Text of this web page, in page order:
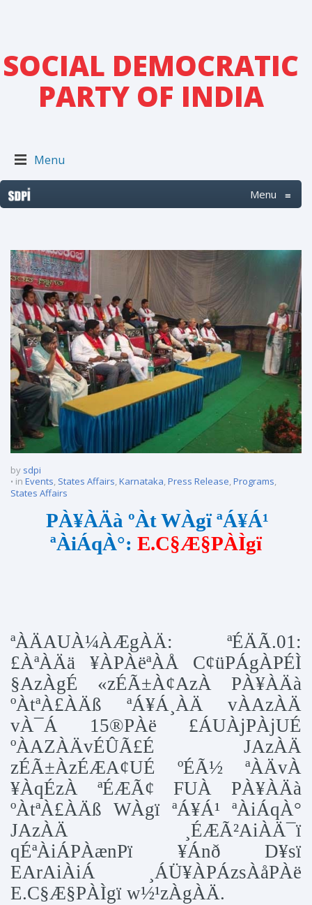
SOCIAL DEMOCRATIC
PARTY OF INDIA
Menu
Menu ≡
by sdpi
in Events, States Affairs,Karnataka,Press Release,Programs,
States Affairs
PÀ¥ÀÄà ºÀt WÀgï ªÁ¥Á¹
ªÀiÁqÀ°: E.C§Æ§PÀÌgï
ªÀÄAUÀ¼ÀÆgÀÄ: ªÉÄÃ.01:
£ÀªÀÄä ¥ÀPÀëªÀÅ C¢üPÁgÀPÉÌ
§AzÀgÉ «zÉÃ±À¢AzÀ PÀ¥ÀÄà
ºÀtªÀ£ÀÄß ªÁ¥Á¸ÀÄ vÀAzÀÄ
vÀ¯Á 15®PÀë £ÁUÀjPÀjUÉ
ºÀAZÀÄvÉÛÃ£É JAzÀÄ
zÉÃ±ÀzÉÆA¢UÉ ºÉÃ½ ªÀÄvÀ
¥ÀqÉzÀ ªÉÆÃ¢ FUÀ PÀ¥ÀÄà
ºÀtªÀ£ÀÄß WÀgï ªÁ¥Á¹ ªÀiÁqÀ°
JAzÀÄ ¸ÉÆÃ²AiÀÄ¯ï
qÉªÀiÁPÀænPï ¥Ánð D¥sï
EArAiÀiÁ ¸ÁÜ¥ÀPÁzsÀåPÀë
E.C§Æ§PÀÌgï w½¹zÀgÀÄ.